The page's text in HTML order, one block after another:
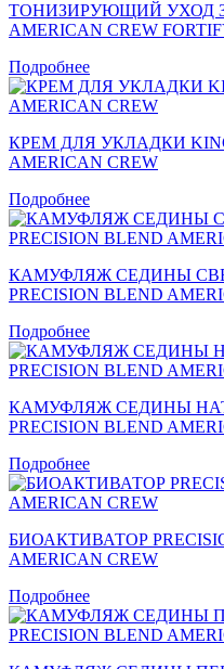
ТОНИЗИРУЮЩИЙ УХОД
AMERICAN CREW
Подробнее
КРЕМ ДЛЯ УКЛАДКИ
AMERICAN CREW
Подробнее
КАМУФЛЯЖ СЕДИНЫ
PRECISION BLEND
Подробнее
КАМУФЛЯЖ СЕДИНЫ
PRECISION BLEND
Подробнее
БИОАКТИВАТОР
AMERICAN CREW
Подробнее